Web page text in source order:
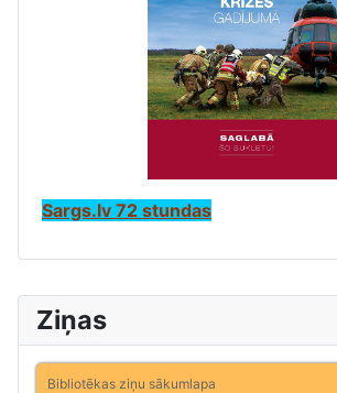
Ziņas
Bibliotēkas ziņu sākumlapa
Sargs.lv 72 stundas